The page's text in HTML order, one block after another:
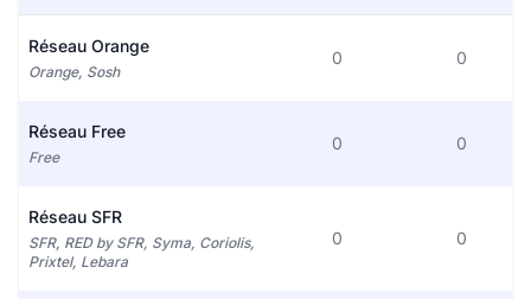
Réseau Orange
Orange, Sosh
0 0
Réseau Free
Free
0 0
Réseau SFR
SFR, RED by SFR, Syma, Coriolis,
Prixtel, Lebara
0 0